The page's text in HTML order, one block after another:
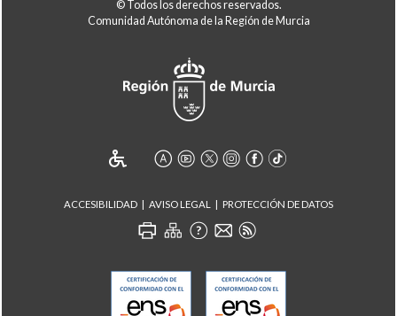
© Todos los derechos reservados.
Comunidad Autónoma de la Región de Murcia
ACCESIBILIDAD AVISO LEGAL PROTECCIÓN DE DATOS